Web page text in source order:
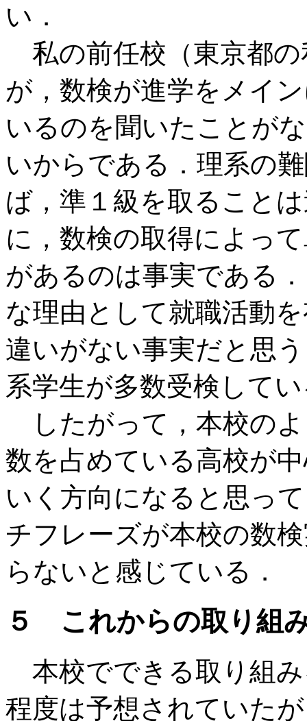
い．
私の前任校（東京都
が，数検が進学をメイ
いるのを聞いたことが
いからである．理系の
ば，準１級を取ること
に，数検の取得によっ
があるのは事実である
な理由として就職活動
違いがない事実だと思
系学生が多数受検して
したがって，本校の
数を占めている高校が
いく方向になると思っ
チフレーズが本校の数
らないと感じている．
５ これからの取り組
本校でできる取り組
程度は予想されていた